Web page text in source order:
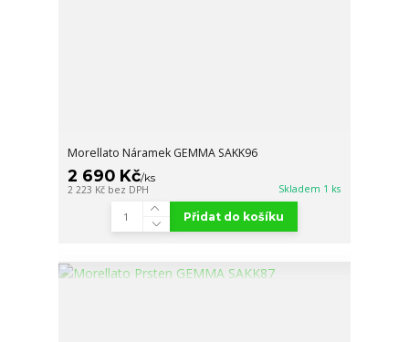
Morellato Náramek GEMMA SAKK96
2 690 Kč/ks
2 223 Kč bez DPH Skladem 1 ks
Přidat do košíku